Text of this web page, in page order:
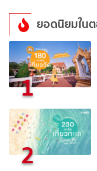
ยอดนิยมใน
1
2